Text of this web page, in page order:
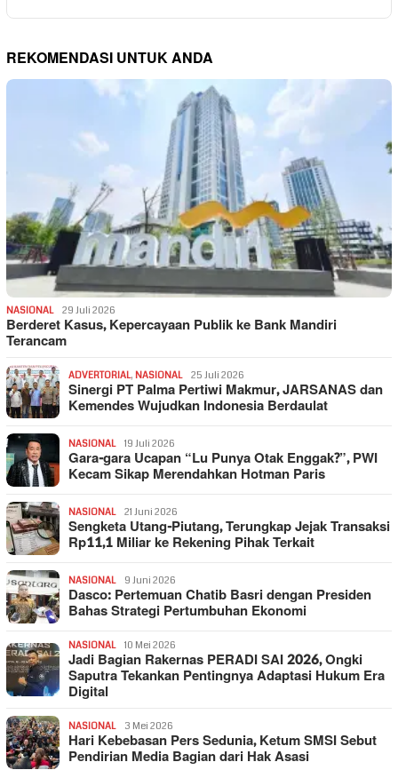
REKOMENDASI UNTUK ANDA
NASIONAL 29 Juli 2026
Berderet Kasus, Kepercayaan Publik ke Bank Mandiri
Terancam
ADVERTORIAL, NASIONAL 25 Juli 2026
Sinergi PT Palma Pertiwi Makmur, JARSANAS dan
Kemendes Wujudkan Indonesia Berdaulat
NASIONAL 19 Juli 2026
Gara-gara Ucapan “Lu Punya Otak Enggak?”, PWI
Kecam Sikap Merendahkan Hotman Paris
NASIONAL 21 Juni 2026
Sengketa Utang-Piutang, Terungkap Jejak Transaksi
Rp11,1 Miliar ke Rekening Pihak Terkait
NASIONAL 9 Juni 2026
Dasco: Pertemuan Chatib Basri dengan Presiden
Bahas Strategi Pertumbuhan Ekonomi
NASIONAL 10 Mei 2026
Jadi Bagian Rakernas PERADI SAI 2026, Ongki
Saputra Tekankan Pentingnya Adaptasi Hukum Era
Digital
NASIONAL 3 Mei 2026
Hari Kebebasan Pers Sedunia, Ketum SMSI Sebut
Pendirian Media Bagian dari Hak Asasi